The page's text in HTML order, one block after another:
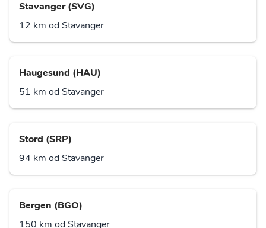
Stavanger (SVG)
12 km od Stavanger
Haugesund (HAU)
51 km od Stavanger
Stord (SRP)
94 km od Stavanger
Bergen (BGO)
150 km od Stavanger